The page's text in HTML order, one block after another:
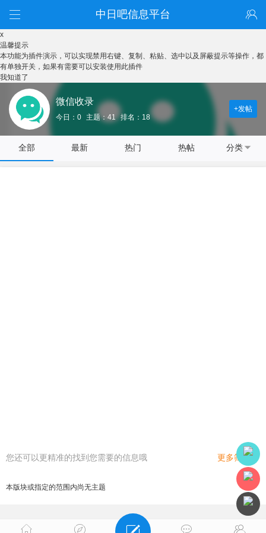
中日吧信息平台
x
温馨提示
本功能为插件演示，可以实现禁用右键、复制、粘贴、选中以及屏蔽提示等操作，都
有单独开关，如果有需要可以安装使用此插件
我知道了
微信收录
今日：0 主题：41 排名：18
+发帖
全部 最新 热门 热帖 分类
您还可以更精准的找到您需要的信息哦 更多筛选
本版块或指定的范围内尚无主题